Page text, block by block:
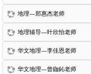
地理—郑惠杰老师
地理辅导—叶欣怡老师
华文地理—李佳恩老师
华文地理—曾鉫鈊老师